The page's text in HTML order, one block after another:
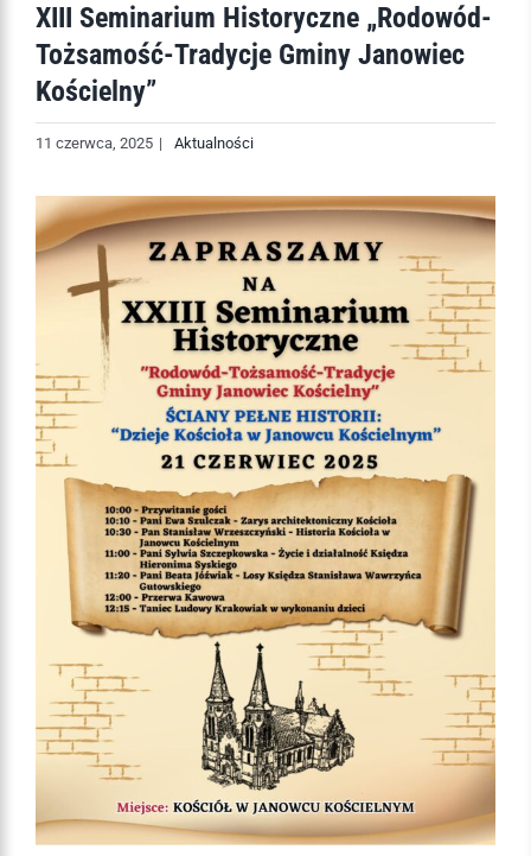
XIII Seminarium Historyczne „Rodowód-
Tożsamość-Tradycje Gminy Janowiec
Kościelny”
11 czerwca, 2025 | Aktualności